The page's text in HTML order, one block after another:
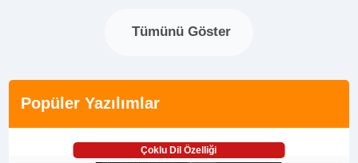
Tümünü Göster
Popüler Yazılımlar
Çoklu Dil Özelliği